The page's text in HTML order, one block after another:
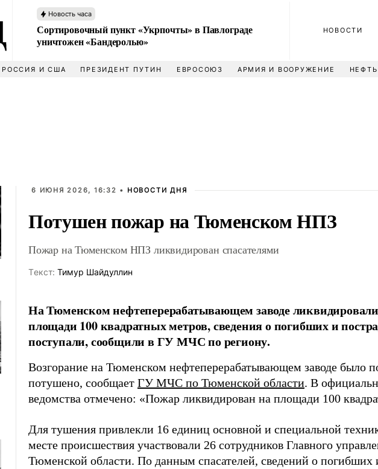
Новость часа
Сортировочный пункт «Укрпочты» в Павлограде
уничтожен «Бандеролью»
НОВОСТИ
РОССИЯ И США ПРЕЗИДЕНТ ПУТИН ЕВРОСОЮЗ АРМИЯ И ВООРУЖЕНИЕ
6 ИЮНЯ 2026, 16:32 • НОВОСТИ ДНЯ
Потушен пожар на Тюменском НПЗ
Пожар на Тюменском НПЗ ликвидирован спасателями
Tекст: Тимур Шайдуллин
На Тюменском нефтеперерабатывающем заводе
площади 100 квадратных метров, сведения о погибших и
поступали, сообщили в ГУ МЧС по региону.
Возгорание на Тюменском нефтеперерабатывающем заводе было
потушено, сообщает ГУ МЧС по Тюменской области. В
ведомства отмечено: «Пожар ликвидирован на площади 100
Для тушения привлекли 16 единиц основной и специальной
месте происшествия участвовали 26 сотрудников Главного
Тюменской области. По данным спасателей, сведений о погибших